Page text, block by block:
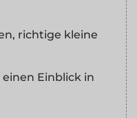
richtige kleine
Einblick in